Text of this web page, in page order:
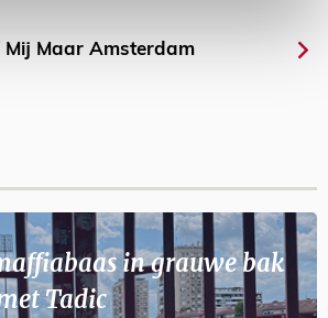
Mij Maar Amsterdam
in grauwe bak
Tadic